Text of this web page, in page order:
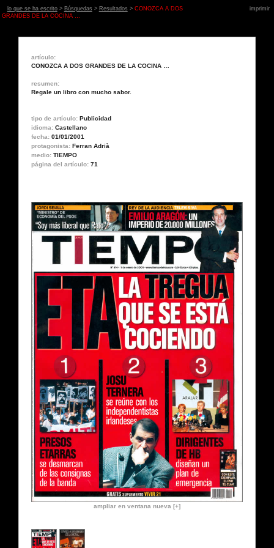
lo que se ha escrito> Búsquedas > Resultados > CONOZCA A DOS
GRANDES DE LA COCINA …
imprimir
artículo:
CONOZCA A DOS GRANDES DE LA COCINA …
resumen:
Regale un libro con mucho sabor.
tipo de artículo: Publicidad
idioma: Castellano
fecha: 01/01/2001
protagonista: Ferran Adrià
medio: TIEMPO
página del artículo: 71
ampliar en ventana nueva [+]